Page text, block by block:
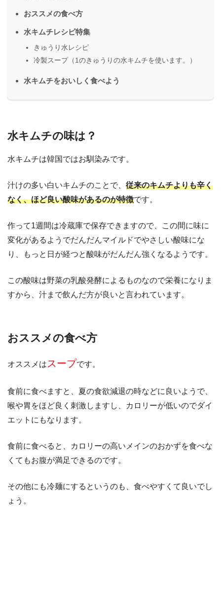
おススメの食べ方
水キムチレシピ特集
きゅうり水レシピ
冷製スープ（1のきゅうりの水キムチを使います。）
水キムチをおいしく食べよう
水キムチの味は？
水キムチは韓国ではお馴染みです。
汁けの多い白いキムチのことで、 従来のキムチよりも辛く
なく、ほど良い酸味があるのが特徴です。
作って1週間は冷蔵庫で保存できますので、この間に味に
変化があるようでだんだんマイルドでやさしい酸味にな
り、もっと日が経つと酸味がだんだん強くなるようです。
この酸味は野菜の乳酸発酵によるものなので栄養になりま
すから、汁まで飲んだ方が良いと言われています。
おススメの食べ方
オススメは スープです。
食前に食べますと、夏の食欲減退の時などに良いようで、
喉や胃をほど良く刺激しますし、カロリーが低いのでダイ
エットにもなります。
食前に食べると、カロリーの高いメインのおかずを食べな
くてもお腹が満足できるのです。
その他にも冷麺にするというのも、食べやすくて良いでし
ょう。